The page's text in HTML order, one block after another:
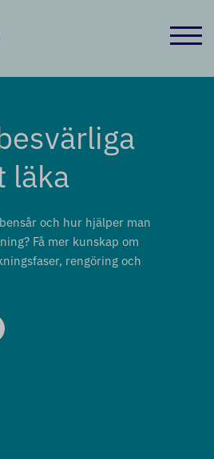
läka
och hur hjälper man
Få mer kunskap om
rengöring och